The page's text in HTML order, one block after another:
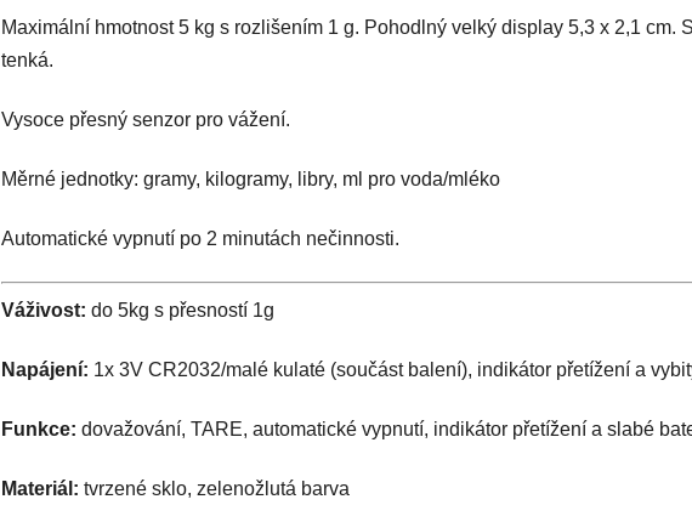
Maximální hmotnost 5 kg s rozlišením 1 g. Pohodlný velký display 5,3 x 2,1 cm.
tenká.
Vysoce přesný senzor pro vážení.
Měrné jednotky: gramy, kilogramy, libry, ml pro voda/mléko
Automatické vypnutí po 2 minutách nečinnosti.
Váživost: do 5kg s přesností 1g
Napájení: 1x 3V CR2032/malé kulaté (součást balení), indikátor přetížení a
Funkce: dovažování, TARE, automatické vypnutí, indikátor přetížení a slabé
Materiál: tvrzené sklo, zelenožlutá barva